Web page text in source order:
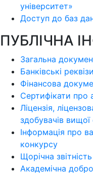
університет»
Доступ до баз
ПУБЛІЧНА
Загальна
Банківські
Фінансова
Сертифікати про
Ліцензія,
здобувачів вищої
Інформація про
конкурсу
Щорічна звітність
Академічна